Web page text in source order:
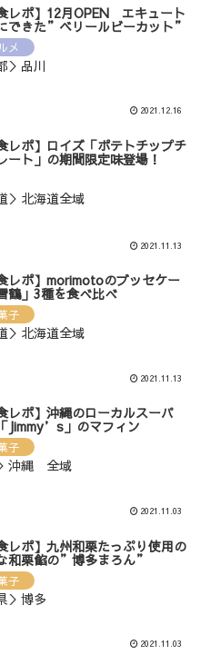
レポ】12月OPEN エキュート
できた”ベリールビーカット”
メ
＞品川
2021.12.16
レポ】ロイズ「ポテトチップチ
ート」の期間限定味登場！
＞北海道全域
2021.11.13
レポ】morimotoのブッセケー
鶴」3種を食べ比べ
子
＞北海道全域
2021.11.13
レポ】沖縄のローカルスーパ
Jimmy’s」のマフィン
子
沖縄 全域
2021.11.03
レポ】九州和栗たっぷり使用の
和栗餡の”博多まろん”
子
＞博多
2021.11.03